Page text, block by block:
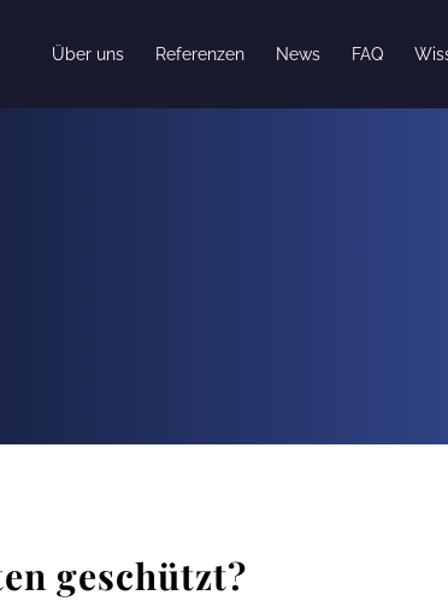
Über uns Referenzen News FAQ
geschützt?